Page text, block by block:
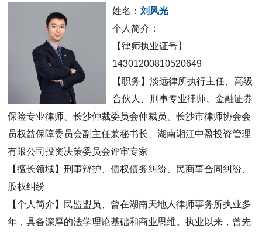
姓名： 刘风光
个人简介：
【律师执业证号】
14301200810520649
【职务】淡远律所执行主任、高级
合伙人、刑事专业律师、金融证券
保险专业律师、长沙仲裁委员会仲裁员、长沙市律师协会会
员权益保障委员会副主任兼秘书长、湖南湘江中盈投资管理
有限公司投资决策委员会评审专家
【擅长领域】刑事辩护、债权债务纠纷、民商事合同纠纷、
股权纠纷
【个人简介】民盟盟员、曾在湖南天地人律师事务所执业多
年，具备深厚的法学理论基础和商业思维。执业以来，曾先